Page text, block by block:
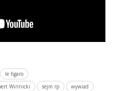
le figaro
Winnicki sejm rp wywiad